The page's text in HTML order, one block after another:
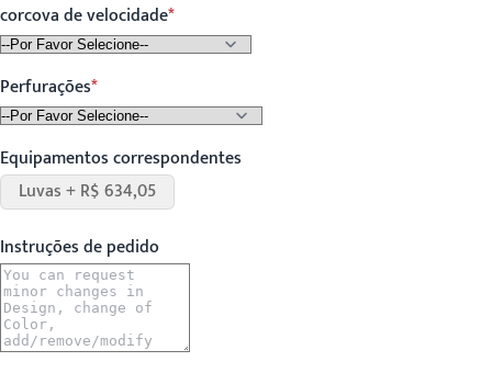
corcova de velocidade
Perfurações
Equipamentos correspondentes
Luvas + R$ 634,05
Instruções de pedido